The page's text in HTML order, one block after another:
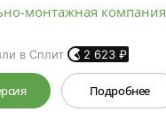
монтажная компания
в Сплит 2 623 ₽
Подробнее